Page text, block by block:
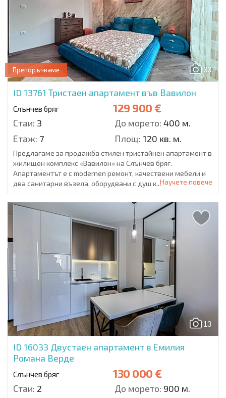
33
Препоръчваме
ID 13761 Тристаен апартамент във Вавилон
Слънчев бряг 129 900 €
Стаи: 3 До морето: 400 м.
Етаж: 7 Площ: 120 кв. м.
Предлагаме за продажба стилен тристайнен апартамент в
жилищен комплекс «Вавилон» на Слънчев бряг.
Апартаментът е с modernen ремонт, качествени мебели и
два санитарни възела, оборудвани с душ к...Научете повече
13
ID 16033 Двустаен апартамент в Емилия
Романа Верде
Слънчев бряг 130 000 €
Стаи: 2 До морето: 900 м.